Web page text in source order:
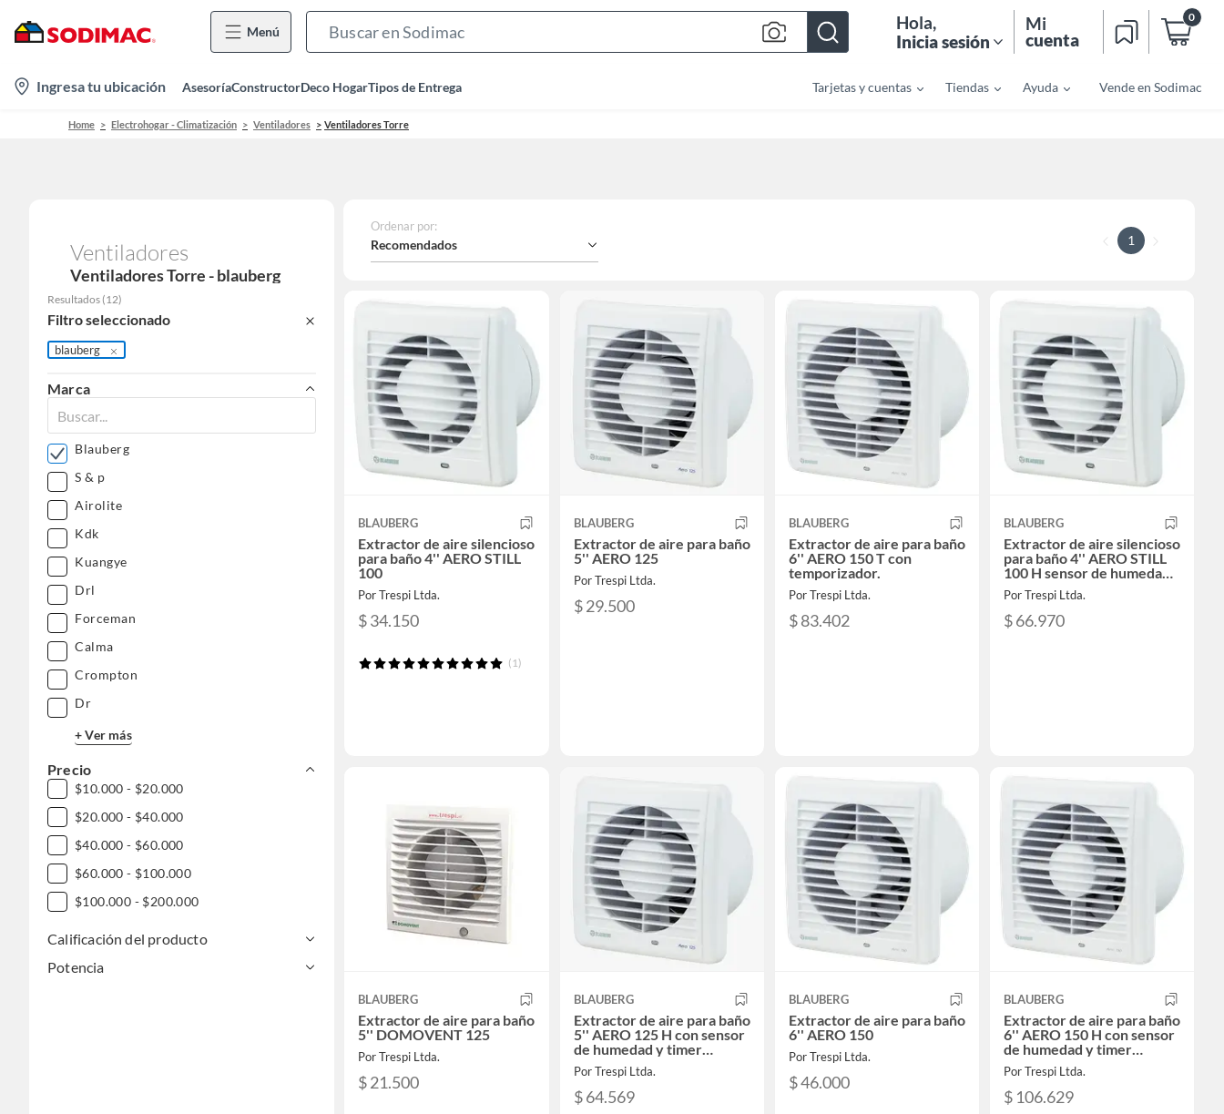
Menú
Bar
Hola,
Inicia sesión
Mi
cuenta
0
location-
icon
Ingresa tu ubicación AsesoríaConstructorDeco HogarTipos de Entrega Tarjetas y cuentas Tiendas Ayuda Vende en Sodimac
Home Electrohogar - Climatización Ventiladores Ventiladores Torre
Ventiladores
Ventiladores Torre - blauberg
Resultados (12)
Filtro seleccionado
blauberg
Marca
Blauberg
S & p
Airolite
Kdk
Kuangye
Drl
Forceman
Calma
Crompton
Dr
+ Ver más
Precio
$10.000 - $20.000
$20.000 - $40.000
$40.000 - $60.000
$60.000 - $100.000
$100.000 - $200.000
Calificación del producto
Potencia
Ordenar por:
Recomendados 1
BLAUBERG
Extractor de aire silencioso
para baño 4'' AERO STILL
100
Por Trespi Ltda.
$ 34.150
(1)
BLAUBERG
Extractor de aire para baño
5'' AERO 125
Por Trespi Ltda.
$ 29.500
BLAUBERG
Extractor de aire para baño
6'' AERO 150 T con
temporizador.
Por Trespi Ltda.
$ 83.402
BLAUBERG
Extractor de aire silencioso
para baño 4'' AERO STILL
100 H sensor de humedad
y timer
Por Trespi Ltda.
$ 66.970
BLAUBERG
Extractor de aire para baño
5'' DOMOVENT 125
Por Trespi Ltda.
$ 21.500
BLAUBERG
Extractor de aire para baño
5'' AERO 125 H con sensor
de humedad y timer
regulable
Por Trespi Ltda.
$ 64.569
BLAUBERG
Extractor de aire para baño
6'' AERO 150
Por Trespi Ltda.
$ 46.000
BLAUBERG
Extractor de aire para baño
6'' AERO 150 H con sensor
de humedad y timer
regulable
Por Trespi Ltda.
$ 106.629